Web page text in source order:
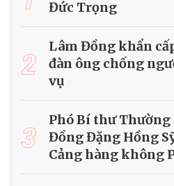
Đức Trọng
2
Lâm Đồng khẩn
đàn ông chống
vụ
3
Phó Bí thư
Đồng Đặng Hồng
Cảng hàng không